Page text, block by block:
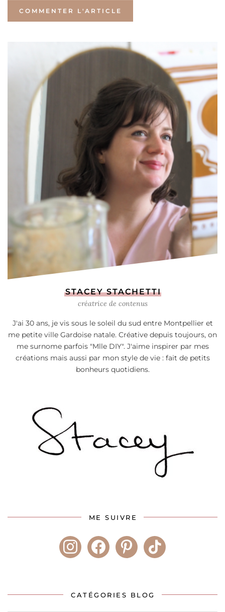
STACEY STACHETTI
créatrice de contenus
J'ai 30 ans, je vis sous le soleil du sud entre Montpellier et
me petite ville Gardoise natale. Créative depuis toujours, on
me surnome parfois "Mlle DIY". J'aime inspirer par mes
créations mais aussi par mon style de vie : fait de petits
bonheurs quotidiens.
ME SUIVRE
instagramfacebookpinteresttiktok
CATÉGORIES BLOG